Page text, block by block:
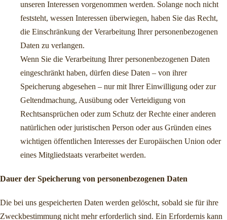
unseren Interessen vorgenommen werden. Solange noch nicht
feststeht, wessen Interessen überwiegen, haben Sie das Recht,
die Einschränkung der Verarbeitung Ihrer personenbezogenen
Daten zu verlangen.
Wenn Sie die Verarbeitung Ihrer personenbezogenen Daten
eingeschränkt haben, dürfen diese Daten – von ihrer
Speicherung abgesehen – nur mit Ihrer Einwilligung oder zur
Geltendmachung, Ausübung oder Verteidigung von
Rechtsansprüchen oder zum Schutz der Rechte einer anderen
natürlichen oder juristischen Person oder aus Gründen eines
wichtigen öffentlichen Interesses der Europäischen Union oder
eines Mitgliedstaats verarbeitet werden.
Dauer der Speicherung von personenbezogenen Daten
Die bei uns gespeicherten Daten werden gelöscht, sobald sie für ihre
Zweckbestimmung nicht mehr erforderlich sind. Ein Erfordernis kann